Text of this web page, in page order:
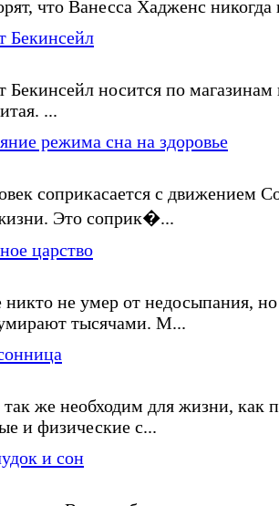
что Ванесса Хадженс никогда
Бекинсейл
Бекинсейл носится по
...
режима сна на здоровье
соприкасается с движением
Это соприк�...
царство
не умер от недосыпания,
тысячами. М...
же необходим для жизни, как
и физические с...
и сон